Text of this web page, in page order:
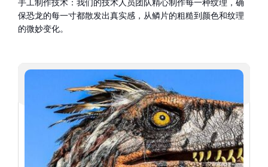
手工制作技术：我们的技术人员团队精心制作每一种纹理，确
保恐龙的每一寸都散发出真实感，从鳞片的粗糙到颜色和纹理
的微妙变化。